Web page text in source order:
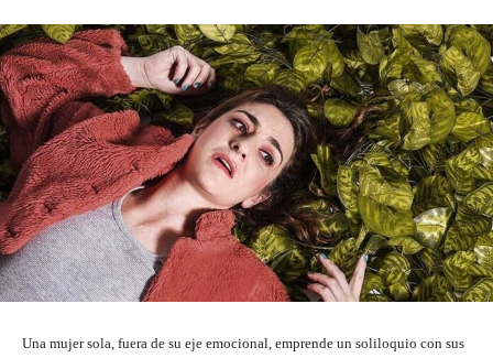
Una mujer sola, fuera de su eje emocional, emprende un soliloquio con sus